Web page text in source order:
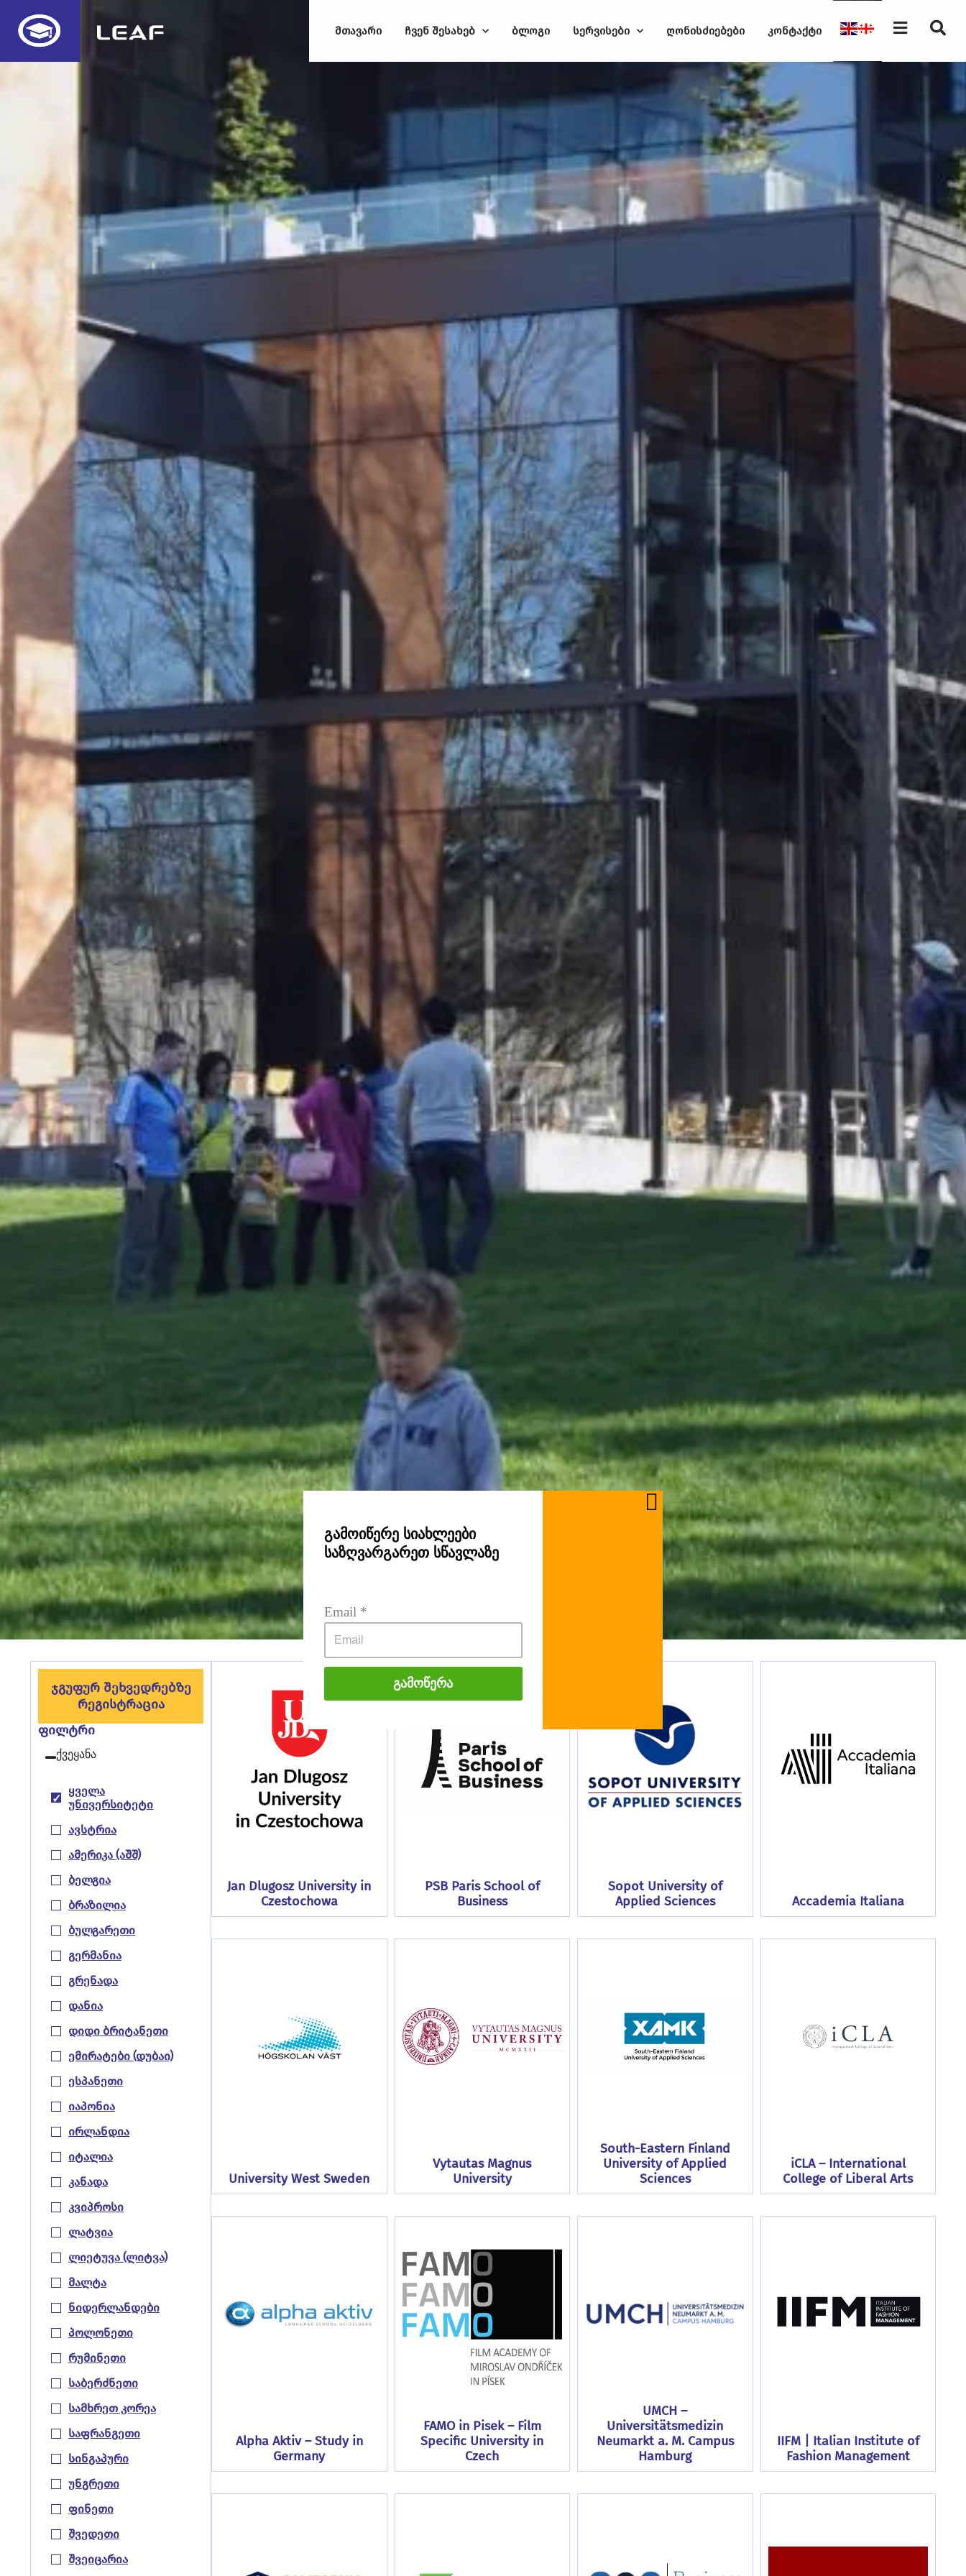
მთავარი ჩვენ შესახებ ბლოგი სერვისები ღონისძიებები კონტაქტი
Ჯგუფურ Შეხვედრებზე
Რეგისტრაცია
ფილტრი
ქვეყანა
Ავსტრია
Ამერიკა (აშშ)
Ბელგია
Ბრაზილია
Ბულგარეთი
Გერმანია
Გრენადა
Დანია
Დიდი Ბრიტანეთი
Ემირატები (დუბაი)
Ესპანეთი
Იაპონია
Ირლანდია
Იტალია
Კანადა
Კვიპროსი
Ლატვია
Ლიეტუვა (ლიტვა)
Მალტა
Ნიდერლანდები
Პოლონეთი
Რუმინეთი
Საბერძნეთი
Სამხრეთ Კორეა
Საფრანგეთი
Სინგაპური
Უნგრეთი
Ფინეთი
Შვედეთი
Შვეიცარია
Ყველა
Უნივერსიტეტი
Jan Dlugosz University in
Czestochowa
PSB Paris School of
Business
Sopot University of
Applied Sciences
Accademia Italiana
University West Sweden
Vytautas Magnus
University
South-Eastern Finland
University of Applied
Sciences
iCLA – International
College of Liberal Arts
Alpha Aktiv – Study in
Germany
FAMO in Pisek – Film
Specific University in
Czech
UMCH –
Universitätsmedizin
Neumarkt a. M. Campus
Hamburg
IIFM | Italian Institute of
Fashion Management
საზღვარგარეთ სწავლაზე
Გამოწერა